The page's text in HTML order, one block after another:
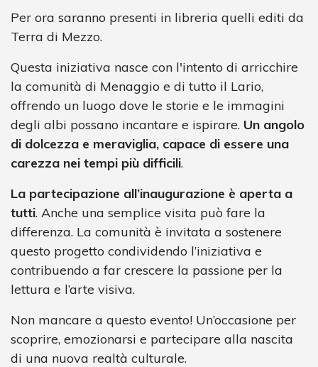
Per ora saranno presenti in libreria quelli editi da
Terra di Mezzo.
Questa iniziativa nasce con l'intento di arricchire
la comunità di Menaggio e di tutto il Lario,
offrendo un luogo dove le storie e le immagini
degli albi possano incantare e ispirare. Un angolo
di dolcezza e meraviglia, capace di essere una
carezza nei tempi più difficili.
La partecipazione all’inaugurazione è aperta a
tutti. Anche una semplice visita può fare la
differenza. La comunità è invitata a sostenere
questo progetto condividendo l’iniziativa e
contribuendo a far crescere la passione per la
lettura e l’arte visiva.
Non mancare a questo evento! Un’occasione per
scoprire, emozionarsi e partecipare alla nascita
di una nuova realtà culturale.